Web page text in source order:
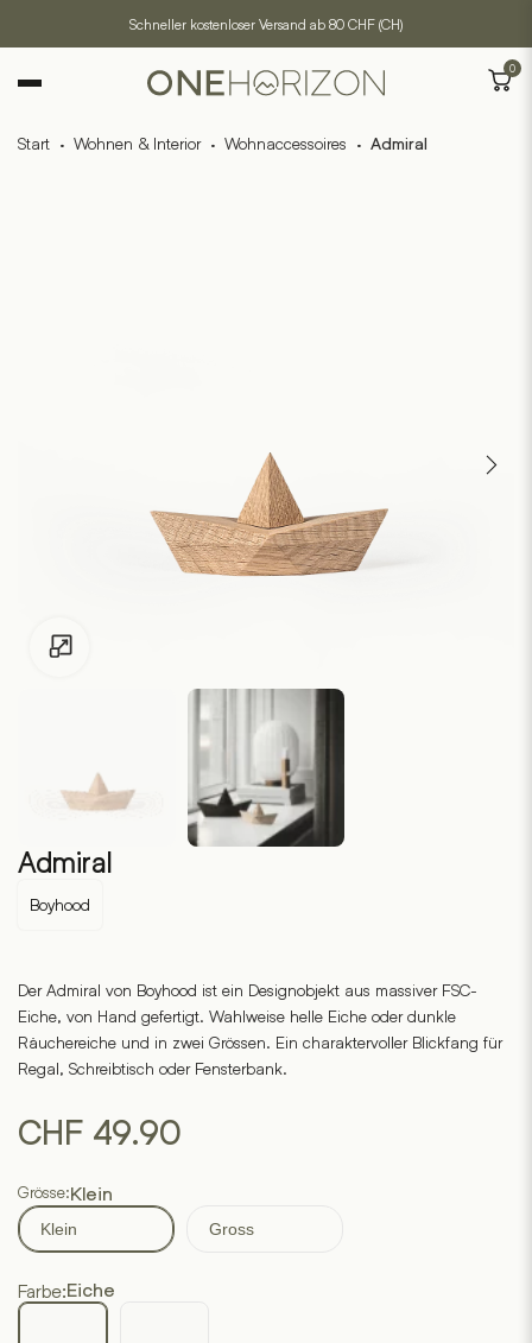
Schneller kostenloser Versand ab 80 CHF (CH)
0
Start · Wohnen & Interior · Wohnaccessoires · Admiral
Admiral
Boyhood
Der Admiral von Boyhood ist ein Designobjekt aus massiver FSC-
Eiche, von Hand gefertigt. Wahlweise helle Eiche oder dunkle
Räuchereiche und in zwei Grössen. Ein charaktervoller Blickfang für
Regal, Schreibtisch oder Fensterbank.
CHF 49.90
Grösse:Klein
Klein Gross
Farbe:Eiche